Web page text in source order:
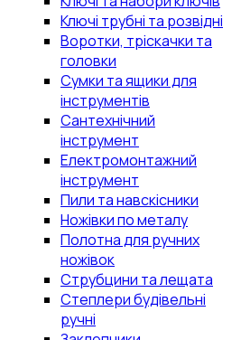
Ключі трубні та розвідні
Воротки, тріскачки та
головки
Сумки та ящики для
інструментів
Сантехнічний
інструмент
Електромонтажний
інструмент
Пили та навскісники
Ножівки по металу
Полотна для ручних
ножівок
Струбцини та лещата
Степлери будівельні
ручні